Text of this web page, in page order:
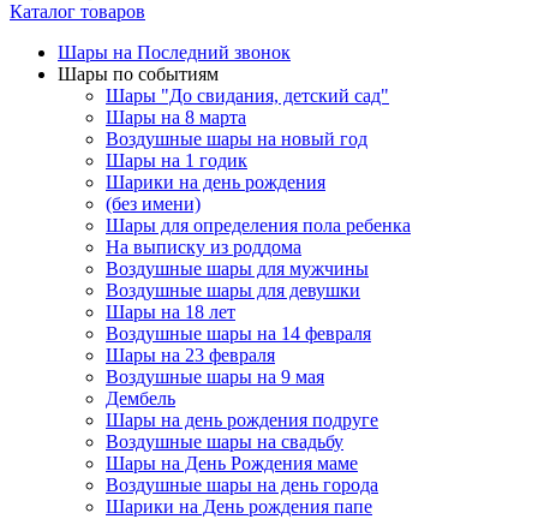
Каталог товаров
Шары на Последний звонок
Шары по событиям
Шары "До свидания, детский сад"
Шары на 8 марта
Воздушные шары на новый год
Шары на 1 годик
Шарики на день рождения
(без имени)
Шары для определения пола ребенка
На выписку из роддома
Воздушные шары для мужчины
Воздушные шары для девушки
Шары на 18 лет
Воздушные шары на 14 февраля
Шары на 23 февраля
Воздушные шары на 9 мая
Дембель
Шары на день рождения подруге
Воздушные шары на свадьбу
Шары на День Рождения маме
Воздушные шары на день города
Шарики на День рождения папе